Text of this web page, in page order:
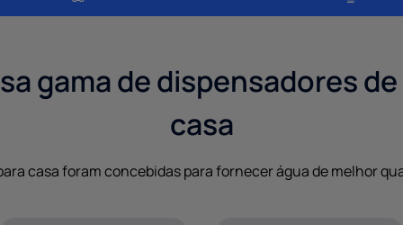
gama de dispensadores
casa
casa foram concebidas para fornecer água de melhor